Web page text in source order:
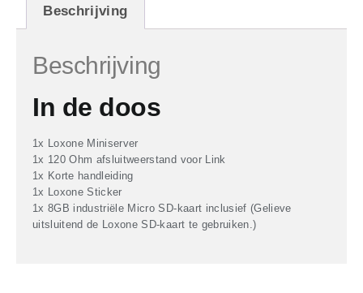
Beschrijving
Beschrijving
In de doos
1x Loxone Miniserver
1x 120 Ohm afsluitweerstand voor Link
1x Korte handleiding
1x Loxone Sticker
1x 8GB industriële Micro SD-kaart inclusief (Gelieve
uitsluitend de Loxone SD-kaart te gebruiken.)